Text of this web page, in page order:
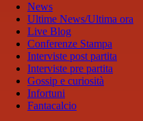
News
Ultime News/Ultima ora
Live Blog
Conferenze Stampa
Interviste post partita
Interviste pre partita
Gossip e curiosità
Infortuni
Fantacalcio